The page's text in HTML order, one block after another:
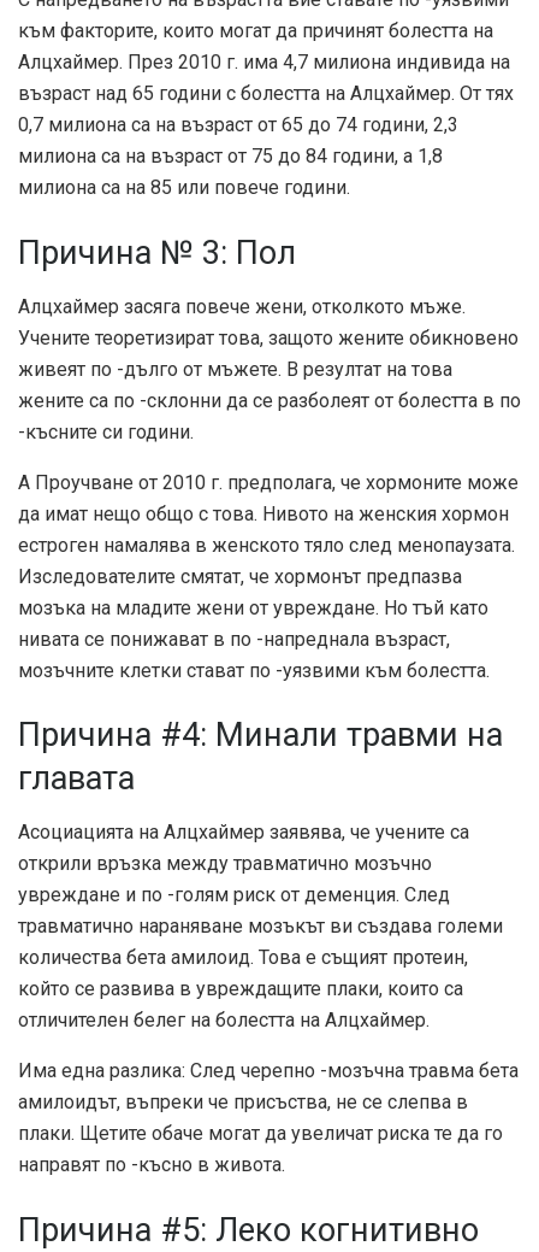
към факторите, които могат да причинят болестта на
Алцхаймер. През 2010 г. има 4,7 милиона индивида на
възраст над 65 години с болестта на Алцхаймер. От тях
0,7 милиона са на възраст от 65 до 74 години, 2,3
милиона са на възраст от 75 до 84 години, а 1,8
милиона са на 85 или повече години.
Причина № 3: Пол
Алцхаймер засяга повече жени, отколкото мъже.
Учените теоретизират това, защото жените обикновено
живеят по -дълго от мъжете. В резултат на това
жените са по -склонни да се разболеят от болестта в по
-късните си години.
А Проучване от 2010 г. предполага, че хормоните може
да имат нещо общо с това. Нивото на женския хормон
естроген намалява в женското тяло след менопаузата.
Изследователите смятат, че хормонът предпазва
мозъка на младите жени от увреждане. Но тъй като
нивата се понижават в по -напреднала възраст,
мозъчните клетки стават по -уязвими към болестта.
Причина #4: Минали травми на
главата
Асоциацията на Алцхаймер заявява, че учените са
открили връзка между травматично мозъчно
увреждане и по -голям риск от деменция. След
травматично нараняване мозъкът ви създава големи
количества бета амилоид. Това е същият протеин,
който се развива в увреждащите плаки, които са
отличителен белег на болестта на Алцхаймер.
Има една разлика: След черепно -мозъчна травма бета
амилоидът, въпреки че присъства, не се слепва в
плаки. Щетите обаче могат да увеличат риска те да го
направят по -късно в живота.
Причина #5: Леко когнитивно